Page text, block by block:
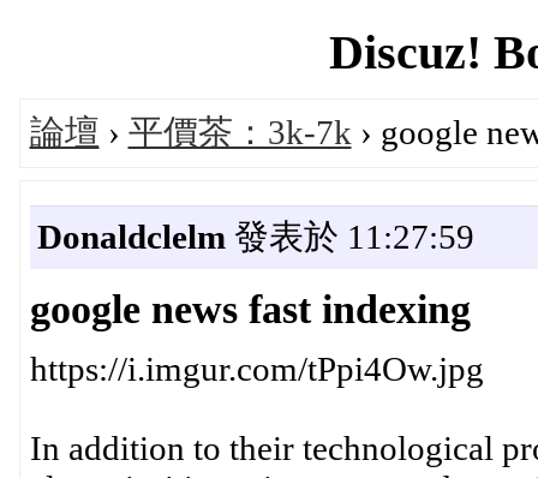
Discuz!
論壇 › 平價茶：3k-7k › google
Donaldclelm 發表於 11:27:59
google news fast indexing
https://i.imgur.com/tPpi4Ow.jpg
In addition to their technological